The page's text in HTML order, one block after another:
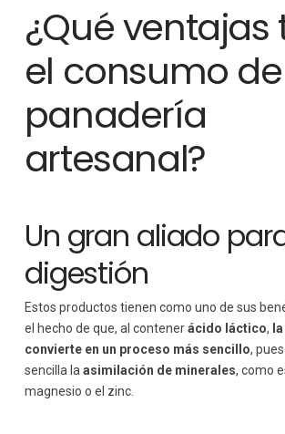
¿Qué ventajas
el consumo de
panadería
artesanal?
Un gran aliado
digestión
Estos productos tienen como uno de sus
el hecho de que, al contenerácido láctico,
convierte en un proceso más sencillo,
sencilla la asimilación de minerales, como
magnesio o el zinc.